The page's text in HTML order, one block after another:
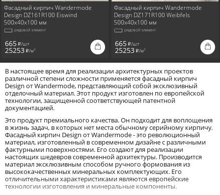
Фасадный кирпич Wandermode
Design DZ161R100 Eiswind
500x40x100 мм
рядовой элемент
665 i/шт
25253 i/м2
Фасадный кирпич Wandermode
Design DZ171R100 Weibfels
500x40x100 мм
рядовой элемент
665 i/шт
25253 i/м2
В настоящее время для реализации архитектурных проектов
различной степени сложности применяется фасадный кирпич
Design от Wandermode, представляющий собой эксклюзивный
отделочный материал. Этот продукт изготовлен по европейской
технологии, защищенной соответствующей патентной
документацией.
Это продукт премиального качества. Он подходит для воплощения
в жизнь задач, в которых нет места обычному серийному кирпичу.
Фасадный кирпич Design от Wandermode - это революционный
материал, изготовленный в современном дизайне с различными
фактурными поверхностями. Его создают для реализации
настоящих шедевров современной архитектуры. Производится
материал эксклюзивным способом ручного формования из
высококачественных минеральных комплектующих. Его
отличительными характеристиками являются европейские
технологии изготовления и минеральные компоненты.